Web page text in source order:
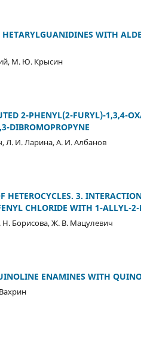
WITH
М. Ю. Крысин
2-PHENYL(2-FURYL)-1,3,4-
DIBROMOPROPYNE
Л. И. Ларина, А. И. Албанов
HETEROCYCLES. 3.
CHLORIDE WITH 1-ALLYL-2-
Н. Борисова, Ж. В. Мацулевич
ENAMINES WITH